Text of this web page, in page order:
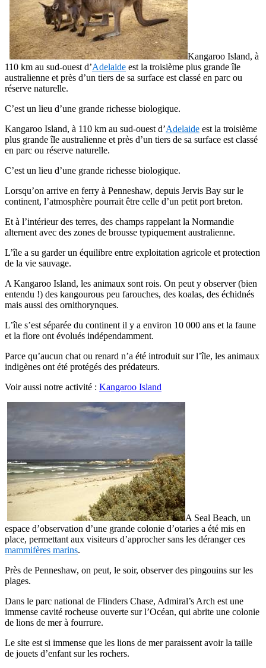
Kangaroo Island, à
110 km au sud-ouest d’Adelaide est la troisième plus grande île
australienne et près d’un tiers de sa surface est classé en parc ou
réserve naturelle.
C’est un lieu d’une grande richesse biologique.
Kangaroo Island, à 110 km au sud-ouest d’Adelaide est la troisième
plus grande île australienne et près d’un tiers de sa surface est classé
en parc ou réserve naturelle.
C’est un lieu d’une grande richesse biologique.
Lorsqu’on arrive en ferry à Penneshaw, depuis Jervis Bay sur le
continent, l’atmosphère pourrait être celle d’un petit port breton.
Et à l’intérieur des terres, des champs rappelant la Normandie
alternent avec des zones de brousse typiquement australienne.
L’île a su garder un équilibre entre exploitation agricole et protection
de la vie sauvage.
A Kangaroo Island, les animaux sont rois. On peut y observer (bien
entendu !) des kangourous peu farouches, des koalas, des échidnés
mais aussi des ornithorynques.
L’île s’est séparée du continent il y a environ 10 000 ans et la faune
et la flore ont évolués indépendamment.
Parce qu’aucun chat ou renard n’a été introduit sur l’île, les animaux
indigènes ont été protégés des prédateurs.
Voir aussi notre activité : Kangaroo Island
A Seal Beach, un
espace d’observation d’une grande colonie d’otaries a été mis en
place, permettant aux visiteurs d’approcher sans les déranger ces
mammifères marins.
Près de Penneshaw, on peut, le soir, observer des pingouins sur les
plages.
Dans le parc national de Flinders Chase, Admiral’s Arch est une
immense cavité rocheuse ouverte sur l’Océan, qui abrite une colonie
de lions de mer à fourrure.
Le site est si immense que les lions de mer paraissent avoir la taille
de jouets d’enfant sur les rochers.